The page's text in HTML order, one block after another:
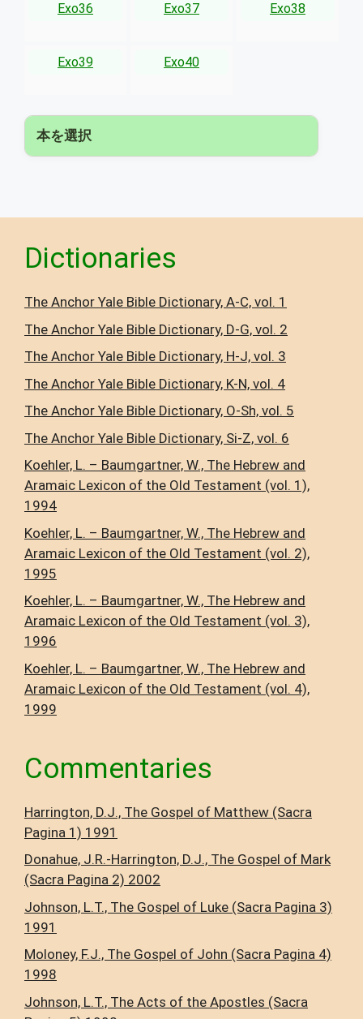
Exo36 Exo37 Exo38
Exo39 Exo40
本を選択
Dictionaries
The Anchor Yale Bible Dictionary, A-C, vol. 1
The Anchor Yale Bible Dictionary, D-G, vol. 2
The Anchor Yale Bible Dictionary, H-J, vol. 3
The Anchor Yale Bible Dictionary, K-N, vol. 4
The Anchor Yale Bible Dictionary, O-Sh, vol. 5
The Anchor Yale Bible Dictionary, Si-Z, vol. 6
Koehler, L. – Baumgartner, W., The Hebrew and
Aramaic Lexicon of the Old Testament (vol. 1),
1994
Koehler, L. – Baumgartner, W., The Hebrew and
Aramaic Lexicon of the Old Testament (vol. 2),
1995
Koehler, L. – Baumgartner, W., The Hebrew and
Aramaic Lexicon of the Old Testament (vol. 3),
1996
Koehler, L. – Baumgartner, W., The Hebrew and
Aramaic Lexicon of the Old Testament (vol. 4),
1999
Commentaries
Harrington, D.J., The Gospel of Matthew (Sacra
Pagina 1) 1991
Donahue, J.R.-Harrington, D.J., The Gospel of Mark
(Sacra Pagina 2) 2002
Johnson, L.T., The Gospel of Luke (Sacra Pagina 3)
1991
Moloney, F.J., The Gospel of John (Sacra Pagina 4)
1998
Johnson, L.T., The Acts of the Apostles (Sacra